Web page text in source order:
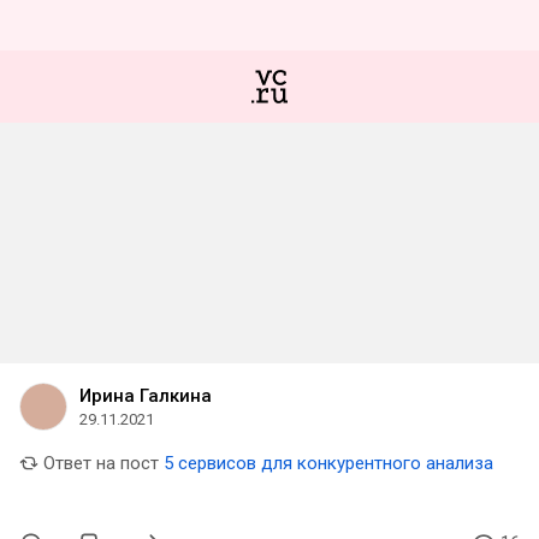
Ирина Галкина
29.11.2021
Ответ на пост 5 сервисов для конкурентного анализа